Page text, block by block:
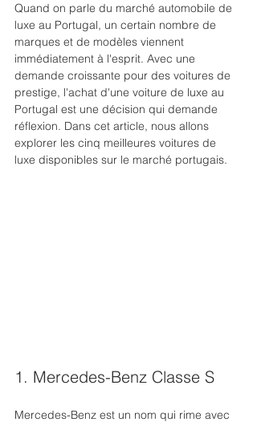
Quand on parle du marché automobile de
luxe au Portugal, un certain nombre de
marques et de modèles viennent
immédiatement à l'esprit. Avec une
demande croissante pour des voitures de
prestige, l'achat d'une voiture de luxe au
Portugal est une décision qui demande
réflexion. Dans cet article, nous allons
explorer les cinq meilleures voitures de
luxe disponibles sur le marché portugais.
1. Mercedes-Benz Classe S
Mercedes-Benz est un nom qui rime avec